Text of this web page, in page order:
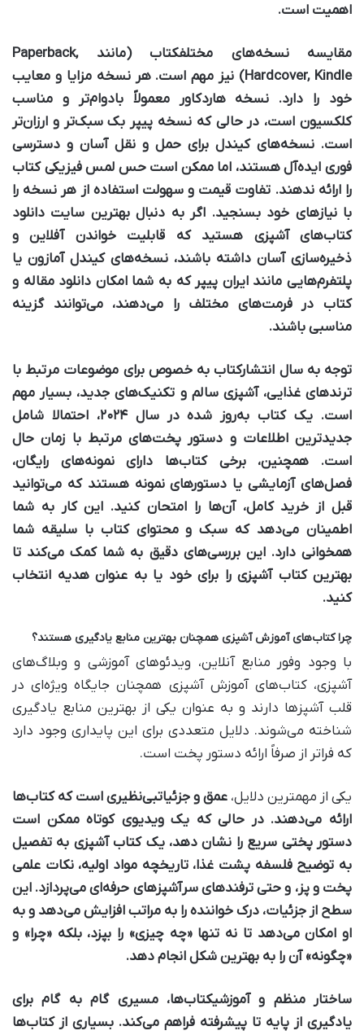
اهمیت است.
مقایسه نسخه‌های مختلف
کتاب (مانند Paperback,
Hardcover, Kindle) نیز مهم است. هر نسخه مزایا و معایب
خود را دارد. نسخه هاردکاور معمولاً بادوام‌تر و مناسب
کلکسیون است، در حالی که نسخه پیپر بک سبک‌تر و ارزان‌تر
است. نسخه‌های کیندل برای حمل و نقل آسان و دسترسی
فوری ایده‌آل هستند، اما ممکن است حس لمس فیزیکی کتاب
را ارائه ندهند. تفاوت قیمت و سهولت استفاده از هر نسخه را
با نیازهای خود بسنجید. اگر به دنبال بهترین سایت دانلود
کتاب‌های آشپزی هستید که قابلیت خواندن آفلاین و
ذخیره‌سازی آسان داشته باشند، نسخه‌های کیندل آمازون یا
پلتفرم‌هایی مانند ایران پیپر که به شما امکان دانلود مقاله و
کتاب در فرمت‌های مختلف را می‌دهند، می‌توانند گزینه
مناسبی باشند.
توجه به سال انتشارکتاب به خصوص برای موضوعات مرتبط با
ترندهای غذایی، آشپزی سالم و تکنیک‌های جدید، بسیار مهم
است. یک کتاب به‌روز شده در سال ۲۰۲۴، احتمالا شامل
جدیدترین اطلاعات و دستور پخت‌های مرتبط با زمان حال
است. همچنین، برخی کتاب‌ها داراینمونه‌های رایگان،
فصل‌های آزمایشی یا دستورهای نمونه هستند که می‌توانید
قبل از خرید کامل، آن‌ها را امتحان کنید. این کار به شما
اطمینان می‌دهد که سبک و محتوای کتاب با سلیقه شما
همخوانی دارد. این بررسی‌های دقیق به شما کمک می‌کند تا
بهترین کتاب آشپزی را برای خود یا به عنوان هدیه انتخاب
کنید.
چرا کتاب‌های آموزش آشپزی همچنان بهترین منابع یادگیری هستند؟
با وجود وفور منابع آنلاین، ویدئوهای آموزشی و وبلاگ‌های
آشپزی، کتاب‌های آموزش آشپزی همچنان جایگاه ویژه‌ای در
قلب آشپزها دارند و به عنوان یکی از بهترین منابع یادگیری
شناخته می‌شوند. دلایل متعددی برای این پایداری وجود دارد
که فراتر از صرفاً ارائه دستور پخت است.
یکی از مهمترین دلایل، عمق و جزئیاتبی‌نظیری است که کتاب‌ها
ارائه می‌دهند. در حالی که یک ویدیوی کوتاه ممکن است
دستور پختی سریع را نشان دهد، یک کتاب آشپزی به تفصیل
به توضیح فلسفه پشت غذا، تاریخچه مواد اولیه، نکات علمی
پخت و پز، و حتی ترفندهای سرآشپزهای حرفه‌ای می‌پردازد. این
سطح از جزئیات، درک خواننده را به مراتب افزایش می‌دهد و به
او امکان می‌دهد تا نه تنها «چه چیزی» را بپزد، بلکه «چرا» و
«چگونه» آن را به بهترین شکل انجام دهد.
ساختار منظم و آموزشیکتاب‌ها، مسیری گام به گام برای
یادگیری از پایه تا پیشرفته فراهم می‌کند. بسیاری از کتاب‌ها